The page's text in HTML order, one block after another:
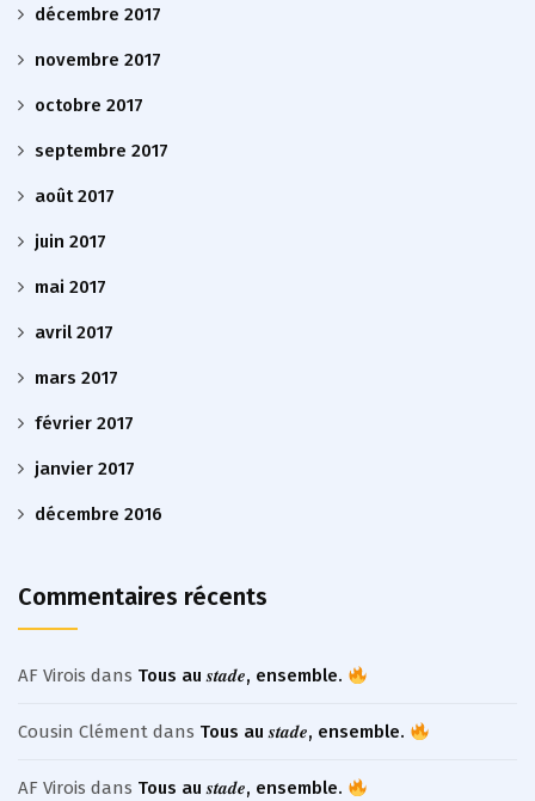
décembre 2017
novembre 2017
octobre 2017
septembre 2017
août 2017
juin 2017
mai 2017
avril 2017
mars 2017
février 2017
janvier 2017
décembre 2016
Commentaires récents
AF Virois dans Tous au 𝒔𝒕𝒂𝒅𝒆, ensemble.
Cousin Clément dans Tous au 𝒔𝒕𝒂𝒅𝒆, ensemble.
AF Virois dans Tous au 𝒔𝒕𝒂𝒅𝒆, ensemble.